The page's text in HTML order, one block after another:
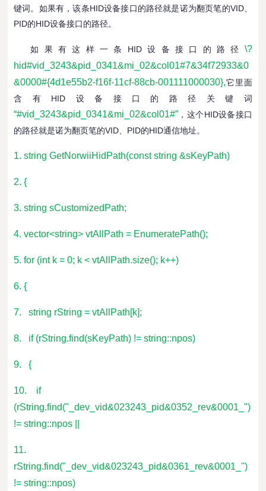
键词。如果有，该条HID设备接口的路径就是诺为翻页笔的VID、
PID的HID设备接口的路径。
如果有这样一条HID设备接口的路径 \?
hid#vid_3243&pid_0341&mi_02&col01#7&34f72933&0
&0000#{4d1e55b2-f16f-11cf-88cb-001111000030},它里面
含有HID设备接 口的路径关键词
“#vid_3243&pid_0341&mi_02&col01#” ，这个HID设备接口
的路径就是诺为翻页笔的VID、PID的HID通信地址。
1. string GetNorwiiHidPath(const string &sKeyPath)
2. {
3. string sCustomizedPath;
4. vector<string> vtAllPath = EnumeratePath();
5. for (int k = 0; k < vtAllPath.size(); k++)
6. {
7. string rString = vtAllPath[k];
8. if (rString.find(sKeyPath) != string::npos)
9. {
10. if
(rString.find("_dev_vid&023243_pid&0352_rev&0001_")
!= string::npos ||
11.
rString.find("_dev_vid&023243_pid&0361_rev&0001_")
!= string::npos)